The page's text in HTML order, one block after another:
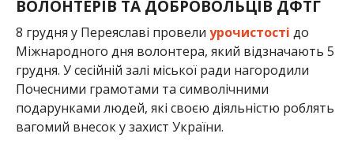
ВОЛОНТЕРІВ ТА ДОБРОВОЛЬЦІВ ДФТГ
8 грудня у Переяславі провели урочистості до
Міжнародного дня волонтера, який відзначають 5
грудня. У сесійній залі міської ради нагородили
Почесними грамотами та символічними
подарунками людей, які своєю діяльністю роблять
вагомий внесок у захист України.